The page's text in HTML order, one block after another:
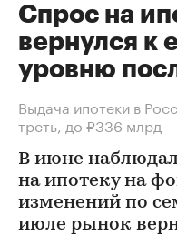
Спрос на
вернулся к
уровню
Выдача ипотеки в
треть, до ₽336 млрд
В июне
на ипотеку на
изменений по
июле рынок